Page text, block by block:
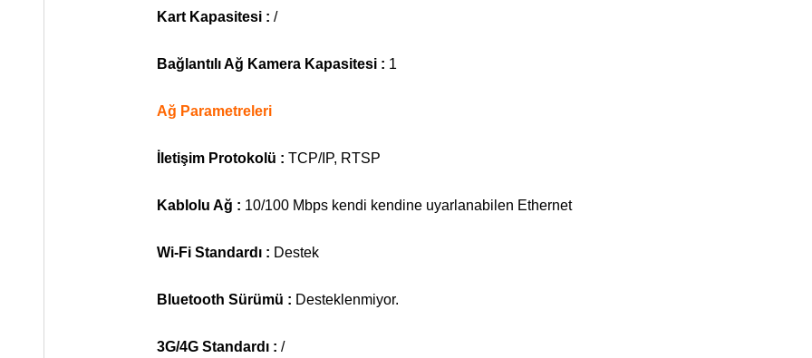
Kart Kapasitesi : /
Bağlantılı Ağ Kamera Kapasitesi : 1
Ağ Parametreleri
İletişim Protokolü : TCP/IP, RTSP
Kablolu Ağ : 10/100 Mbps kendi kendine uyarlanabilen Ethernet
Wi-Fi Standardı : Destek
Bluetooth Sürümü : Desteklenmiyor.
3G/4G Standardı : /